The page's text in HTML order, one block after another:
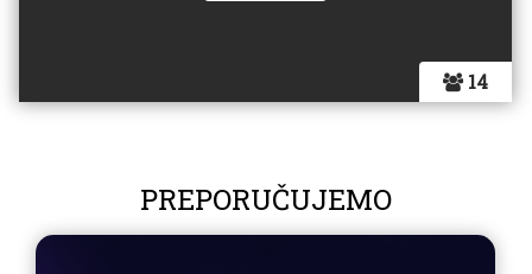
14
PREPORUČUJEMO